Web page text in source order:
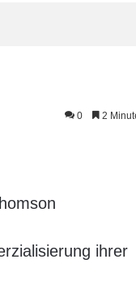
0 2
ihrer